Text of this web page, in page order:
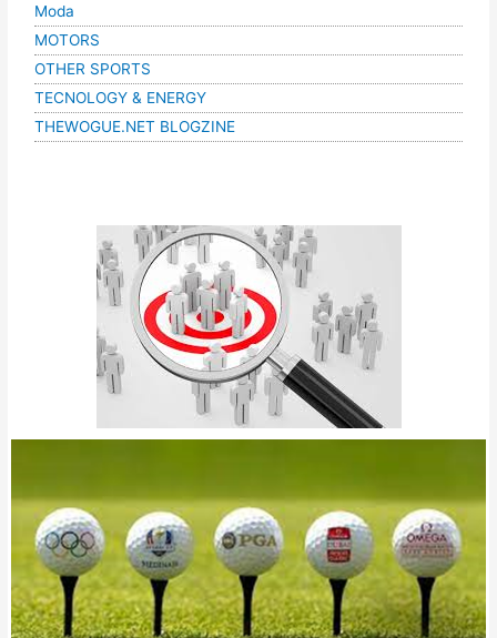
Moda
MOTORS
OTHER SPORTS
TECNOLOGY & ENERGY
THEWOGUE.NET BLOGZINE